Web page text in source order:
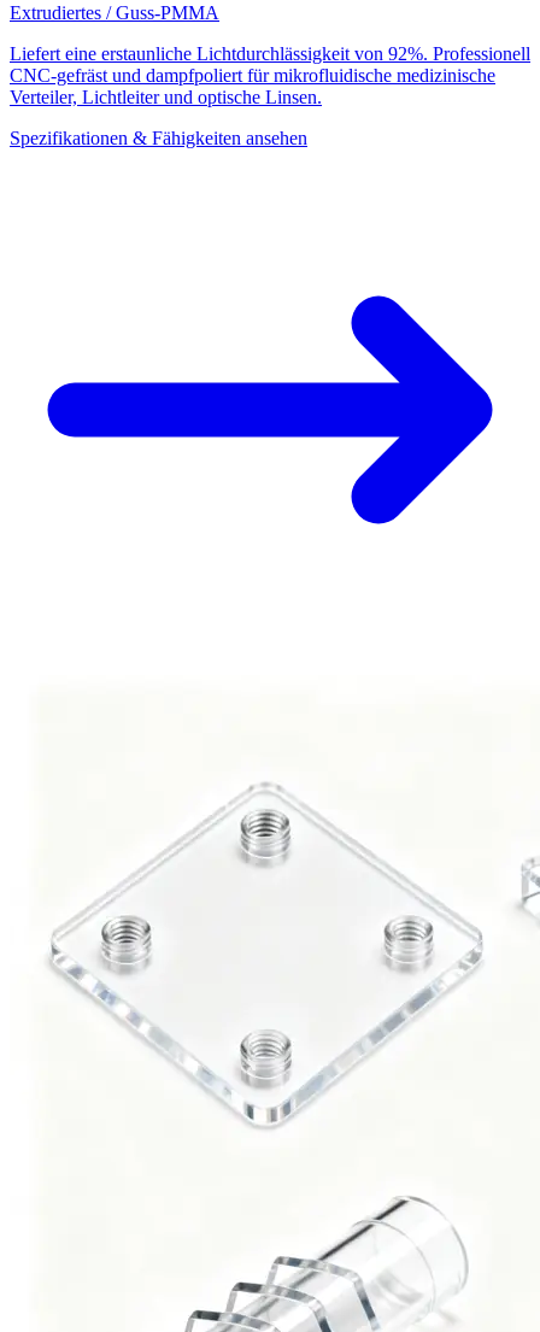
Extrudiertes / Guss-PMMA
Liefert eine erstaunliche Lichtdurchlässigkeit von 92%. Professionell
CNC-gefräst und dampfpoliert für mikrofluidische medizinische
Verteiler, Lichtleiter und optische Linsen.
Spezifikationen & Fähigkeiten ansehen